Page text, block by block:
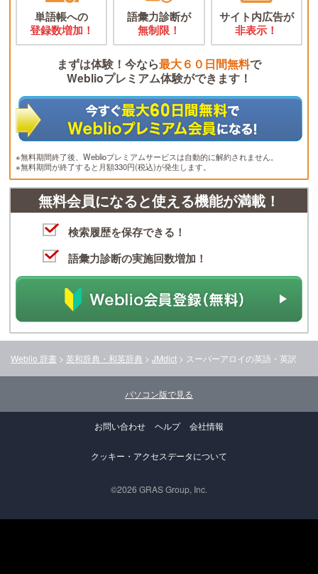
単語帳への
登録数増加！
語彙力診断が
無制限！
サイト内広告が
非表示！
まずは体験！今なら最大６０日間無料で
Weblioプレミアム体験ができます！
※無料期間終了後、Weblioプレミアムサービスは自動的に解約されません。
※無料期間が終了すると月額330円(税込)が発生します。
無料会員になると使える機能が満載！
検索履歴を保存できる！
語彙力診断の実施回数増加！
Weblio 辞書 > 英和辞典・和英辞典 > JMdict > スーパーアロイの英語・英訳
パソコン版で見る
お問い合わせ ヘルプ 会社情報
クッキー・アクセスデータについて
©2026 GRAS Group, Inc.